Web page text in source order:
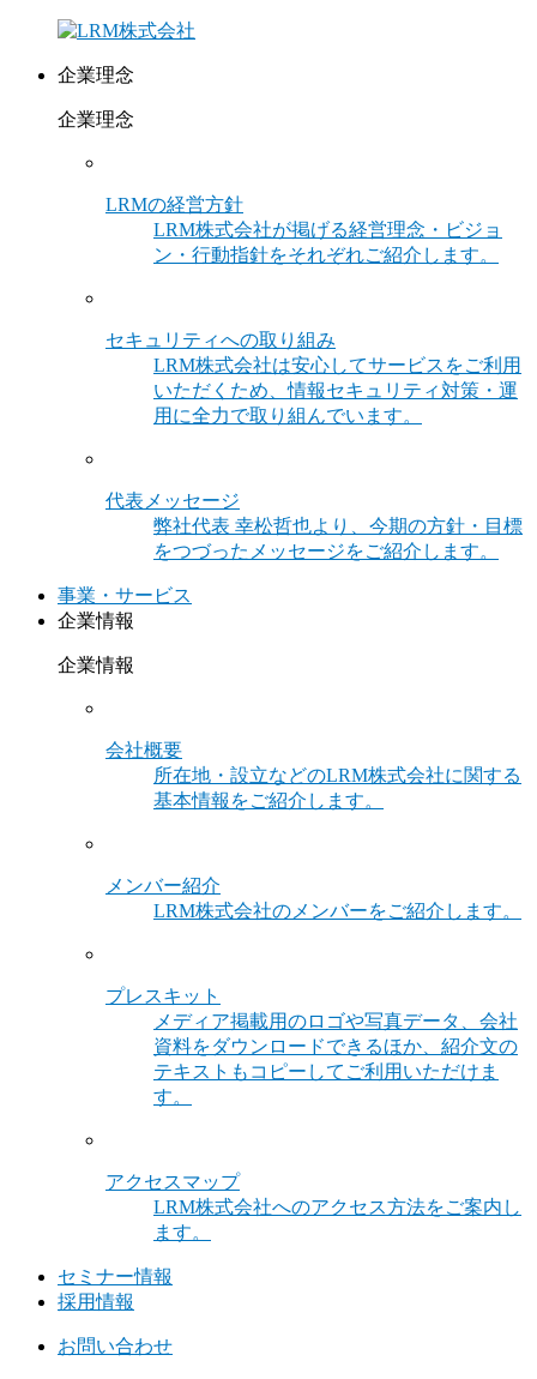
企業理念
企業理念
LRMの経営方針
LRM株式会社が掲げる経営理念・ビジョ
ン・行動指針をそれぞれご紹介します。
セキュリティへの取り組み
LRM株式会社は安心してサービスをご利用
いただくため、情報セキュリティ対策・運
用に全力で取り組んでいます。
代表メッセージ
弊社代表 幸松哲也より、今期の方針・目標
をつづったメッセージをご紹介します。
事業・サービス
企業情報
企業情報
会社概要
所在地・設立などのLRM株式会社に関する
基本情報をご紹介します。
メンバー紹介
LRM株式会社のメンバーをご紹介します。
プレスキット
メディア掲載用のロゴや写真データ、会社
資料をダウンロードできるほか、紹介文の
テキストもコピーしてご利用いただけま
す。
アクセスマップ
LRM株式会社へのアクセス方法をご案内し
ます。
セミナー情報
採用情報
お問い合わせ